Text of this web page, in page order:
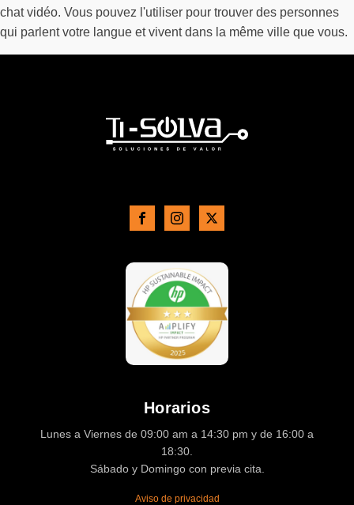
chat vidéo. Vous pouvez l'utiliser pour trouver des personnes
qui parlent votre langue et vivent dans la même ville que vous.
Horarios
Lunes a Viernes de 09:00 am a 14:30 pm y de 16:00 a
18:30.
Sábado y Domingo con previa cita.
Aviso de privacidad